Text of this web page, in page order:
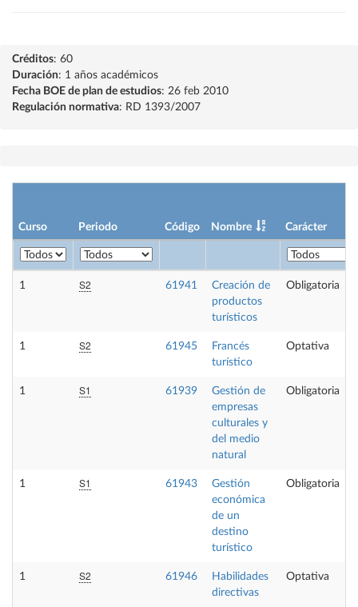
Créditos: 60
Duración: 1 años académicos
Fecha BOE de plan de estudios: 26 feb 2010
Regulación normativa: RD 1393/2007
Curso Periodo Código Nombre Carácter
1 S2 61941
Creación de
productos
turísticos
Obligatoria
1 S2 61945
Francés
turístico
Optativa
1 S1 61939
Gestión de
empresas
culturales y
del medio
natural
Obligatoria
1 S1 61943
Gestión
económica
de un
destino
turístico
Obligatoria
1 S2 61946
Habilidades
directivas
Optativa